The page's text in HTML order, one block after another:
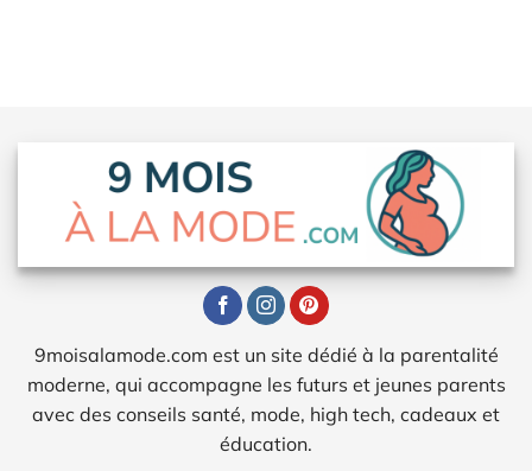
9moisalamode.com est un site dédié à la parentalité
moderne, qui accompagne les futurs et jeunes parents
avec des conseils santé, mode, high tech, cadeaux et
éducation.